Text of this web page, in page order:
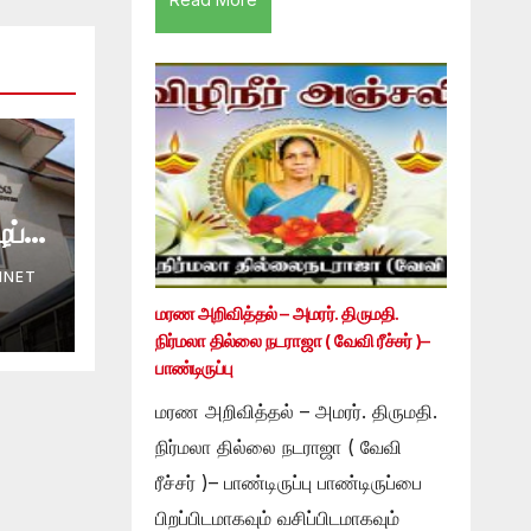
மரண அறிவித்தல் – அமரர். திருமதி.
நிர்மலா தில்லை நடராஜா ( வேவி ரீச்சர் )–
பாண்டிருப்பு
மரண அறிவித்தல் – அமரர். திருமதி.
நிர்மலா தில்லை நடராஜா ( வேவி
ரீச்சர் )– பாண்டிருப்பு பாண்டிருப்பை
பிறப்பிடமாகவும் வசிப்பிடமாகவும்